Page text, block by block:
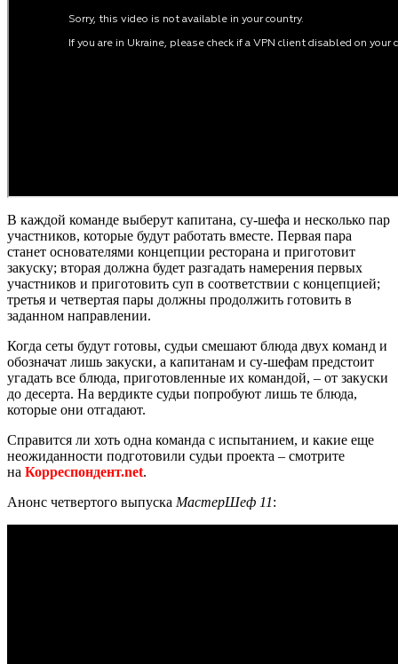
В каждой команде выберут капитана, су-шефа и несколько пар
участников, которые будут работать вместе. Первая пара
станет основателями концепции ресторана и приготовит
закуску; вторая должна будет разгадать намерения первых
участников и приготовить суп в соответствии с концепцией;
третья и четвертая пары должны продолжить готовить в
заданном направлении.
Когда сеты будут готовы, судьи смешают блюда двух команд и
обозначат лишь закуски, а капитанам и су-шефам предстоит
угадать все блюда, приготовленные их командой, – от закуски
до десерта. На вердикте судьи попробуют лишь те блюда,
которые они отгадают.
Справится ли хоть одна команда с испытанием, и какие еще
неожиданности подготовили судьи проекта – смотрите
на Корреспондент.net.
Анонс четвертого выпуска МастерШеф 11: